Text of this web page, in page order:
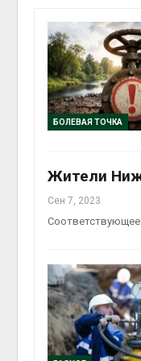
БОЛЕВАЯ ТОЧКА
Жители
Сен 7, 2023
Соответствующее